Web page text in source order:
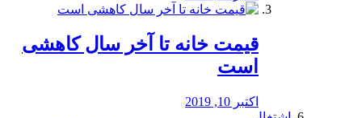
قیمت خانه تا آخر سال کاهشی
است
اکتبر 10, 2019